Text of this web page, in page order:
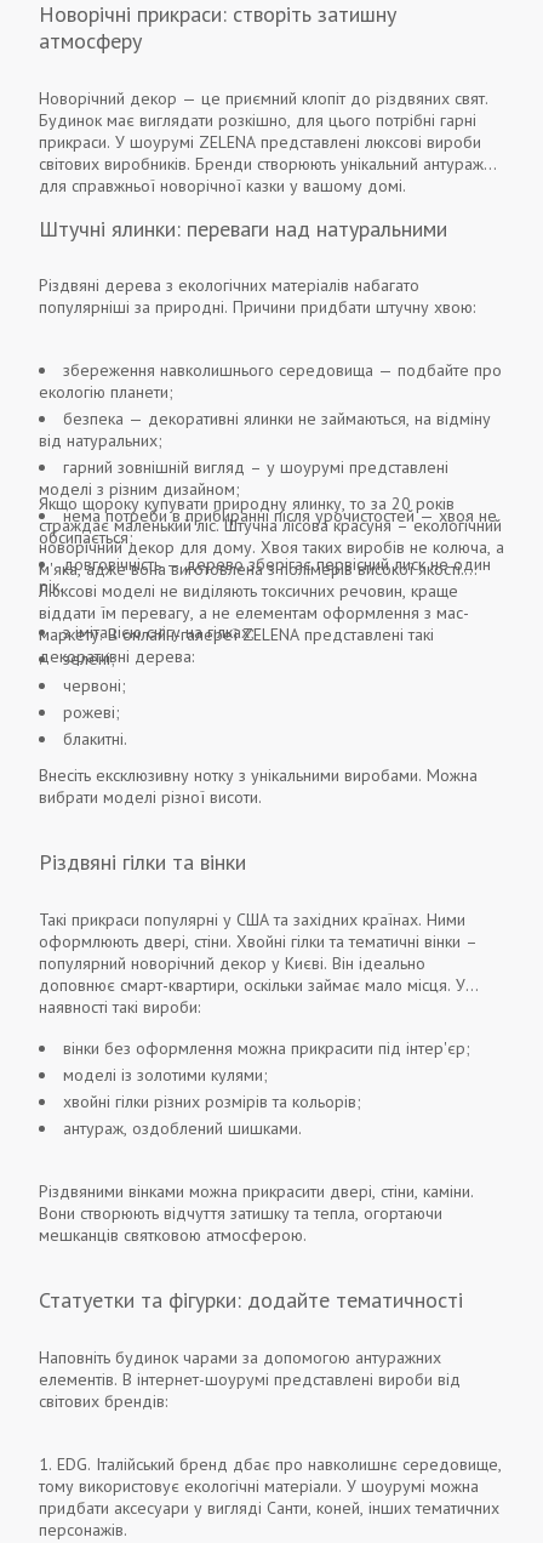
Новорічні прикраси: створіть затишну
атмосферу
Новорічний декор — це приємний клопіт до різдвяних свят.
Будинок має виглядати розкішно, для цього потрібні гарні
прикраси. У шоурумі ZELENA представлені люксові вироби
світових виробників. Бренди створюють унікальний антураж
для справжньої новорічної казки у вашому домі.
Штучні ялинки: переваги над натуральними
Різдвяні дерева з екологічних матеріалів набагато
популярніші за природні. Причини придбати штучну хвою:
збереження навколишнього середовища — подбайте про
екологію планети;
безпека — декоративні ялинки не займаються, на відміну
від натуральних;
гарний зовнішній вигляд – у шоурумі представлені
моделі з різним дизайном;
нема потреби в прибиранні після урочистостей — хвоя не
обсипається;
довговічність — дерево зберігає первісний лиск не один
рік.
Якщо щороку купувати природну ялинку, то за 20 років
страждає маленький ліс. Штучна лісова красуня – екологічний
новорічний декор для дому. Хвоя таких виробів не колюча, а
м'яка, адже вона виготовлена ​​з полімерів високої якості.
Люксові моделі не виділяють токсичних речовин, краще
віддати їм перевагу, а не елементам оформлення з мас-
маркету. В онлайн-галереї ZELENA представлені такі
декоративні дерева:
з імітацією снігу на гілках;
зелені;
червоні;
рожеві;
блакитні.
Внесіть ексклюзивну нотку з унікальними виробами. Можна
вибрати моделі різної висоти.
Різдвяні гілки та вінки
Такі прикраси популярні у США та західних країнах. Ними
оформлюють двері, стіни. Хвойні гілки та тематичні вінки –
популярний новорічний декор у Києві. Він ідеально
доповнює смарт-квартири, оскільки займає мало місця. У
наявності такі вироби:
вінки без оформлення можна прикрасити під інтер'єр;
моделі із золотими кулями;
хвойні гілки різних розмірів та кольорів;
антураж, оздоблений шишками.
Різдвяними вінками можна прикрасити двері, стіни, каміни.
Вони створюють відчуття затишку та тепла, огортаючи
мешканців святковою атмосферою.
Статуетки та фігурки: додайте тематичності
Наповніть будинок чарами за допомогою антуражних
елементів. В інтернет-шоурумі представлені вироби від
світових брендів:
EDG. Італійський бренд дбає про навколишнє середовище,
тому використовує екологічні матеріали. У шоурумі можна
придбати аксесуари у вигляді Санти, коней, інших тематичних
персонажів.